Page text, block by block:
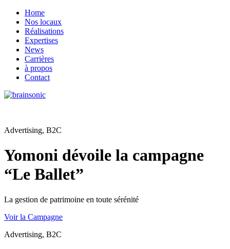
Home
Nos locaux
Réalisations
Expertises
News
Carrières
à propos
Contact
Advertising, B2C
Yomoni dévoile la campagne
“Le Ballet”
La gestion de patrimoine en toute sérénité
Voir la Campagne
Advertising, B2C